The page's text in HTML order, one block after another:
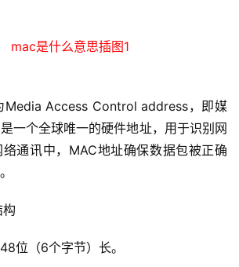
Media Access Control address，即媒
一个全球唯一的硬件地址，用于识别网
通讯中，MAC地址确保数据包被正确
位（6个字节）长。